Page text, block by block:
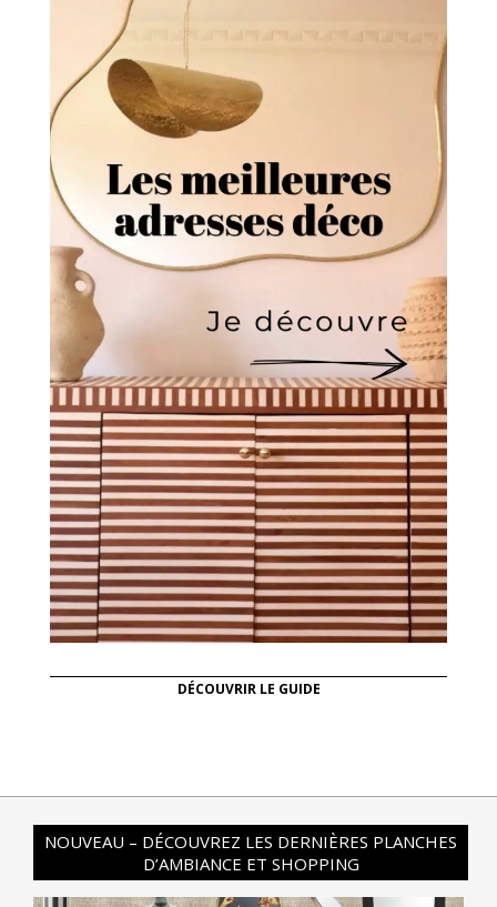
DÉCOUVRIR LE GUIDE
NOUVEAU – DÉCOUVREZ LES DERNIÈRES PLANCHES
D’AMBIANCE ET SHOPPING